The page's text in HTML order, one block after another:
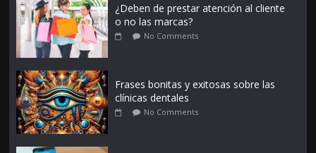
¿Deben de prestar atención al cliente
o no las marcas?
No Comments
Frases bonitas y exitosas sobre las
clínicas dentales
No Comments